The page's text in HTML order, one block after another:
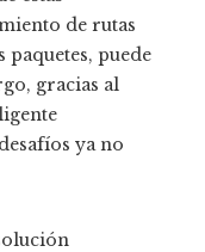
de rutas
puede
gracias al
ya no